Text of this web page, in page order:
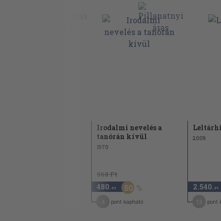
A Batthyányak fészke
Egy majdnem város
Nevezetesebb, a könyvben nem említett
Magyarországon
Irodalmi nevelés a
tanórán kívül
1970
960 Ft
480 ,-Ft 50
pont kapható
2009
2.540 ,-Ft
pont